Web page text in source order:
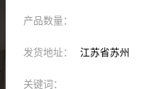
产品数量：
发货地址： 江苏省苏州
关键词：